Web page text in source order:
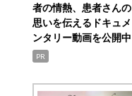
者の情熱、患者さんの
思いを伝えるドキュメ
ンタリー動画を公開中
PR